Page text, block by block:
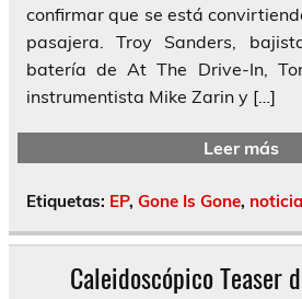
confirmar que se está
pasajera. Troy Sanders,
batería de At The Drive-In,
instrumentista Mike Zarin y […]
Leer más
Etiquetas: EP, Gone Is Gone,
Caleidoscópico Teaser